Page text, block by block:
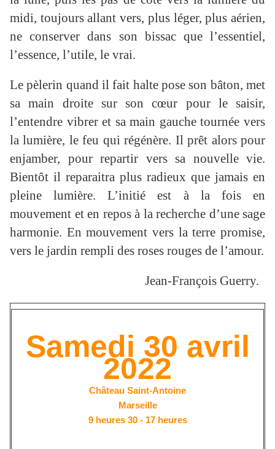
midi, toujours allant vers, plus léger, plus aérien,
ne conserver dans son bissac que l’essentiel,
l’essence, l’utile, le vrai.
Le pèlerin quand il fait halte pose son bâton, met
sa main droite sur son cœur pour le saisir,
l’entendre vibrer et sa main gauche tournée vers
la lumière, le feu qui régénère. Il prêt alors pour
enjamber, pour repartir vers sa nouvelle vie.
Bientôt il reparaitra plus radieux que jamais en
pleine lumière. L’initié est à la fois en
mouvement et en repos à la recherche d’une sage
harmonie. En mouvement vers la terre promise,
vers le jardin rempli des roses rouges de l’amour.
Jean-François Guerry.
Samedi 30 avril
2022
Château Saint-Antoine
Marseille
9 heures 30 - 17 heures